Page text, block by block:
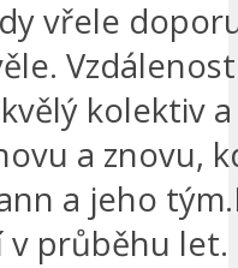
vřele
kolektiv
a znovu,
a jeho
v průběhu let.